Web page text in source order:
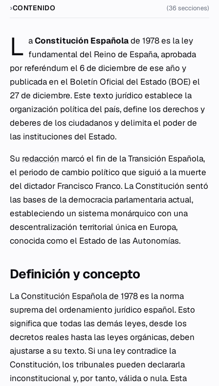
CONTENIDO (36 secciones)
L aConstitución Españolade 1978 es la ley
fundamental del Reino de España, aprobada
por referéndum el 6 de diciembre de ese año y
publicada en el Boletín Oficial del Estado (BOE) el
27 de diciembre. Este texto jurídico establece la
organización política del país, define los derechos y
deberes de los ciudadanos y delimita el poder de
las instituciones del Estado.
Su redacción marcó el fin de la Transición Española,
el periodo de cambio político que siguió a la muerte
del dictador Francisco Franco. La Constitución sentó
las bases de la democracia parlamentaria actual,
estableciendo un sistema monárquico con una
descentralización territorial única en Europa,
conocida como el Estado de las Autonomías.
Definición y concepto
LaConstitución Española de 1978es la norma
suprema del ordenamiento jurídico español. Esto
significa que todas las demás leyes, desde los
decretos reales hasta las leyes orgánicas, deben
ajustarse a su texto. Si una ley contradice la
Constitución, los tribunales pueden declararla
inconstitucional y, por tanto, válida o nula. Esta